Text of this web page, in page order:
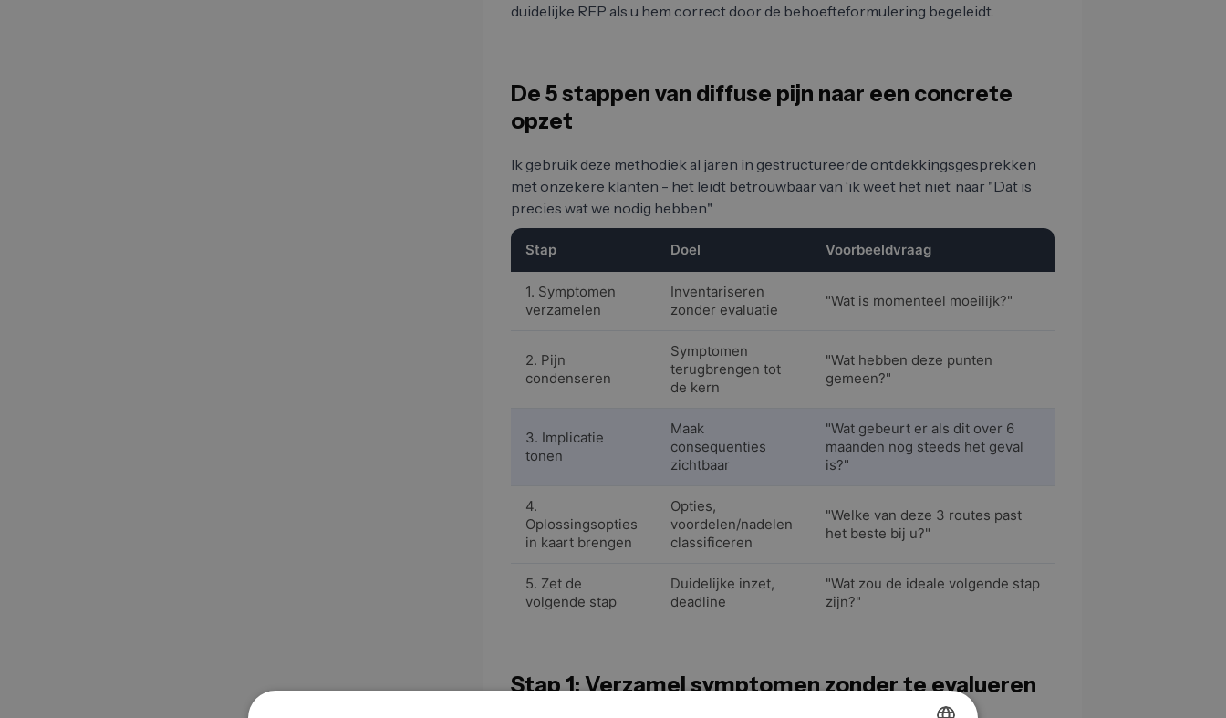
duidelijke RFP als u hem correct door de behoefteformulering begeleidt.
De 5 stappen van diffuse pijn naar een concrete
opzet
Ik gebruik deze methodiek al jaren in gestructureerde ontdekkingsgesprekken
met onzekere klanten - het leidt betrouwbaar van ‘ik weet het niet’ naar "Dat is
precies wat we nodig hebben."
Stap Doel Voorbeeldvraag
1. Symptomen
verzamelen
Inventariseren
zonder evaluatie
"Wat is momenteel moeilijk?"
2. Pijn
condenseren
Symptomen
terugbrengen tot
de kern
"Wat hebben deze punten
gemeen?"
3. Implicatie
tonen
Maak
consequenties
zichtbaar
"Wat gebeurt er als dit over 6
maanden nog steeds het geval
is?"
4.
Oplossingsopties
in kaart brengen
Opties,
voordelen/nadelen
classificeren
"Welke van deze 3 routes past
het beste bij u?"
5. Zet de
volgende stap
Duidelijke inzet,
deadline
"Wat zou de ideale volgende stap
zijn?"
Stap 1: Verzamel symptomen zonder te evalueren